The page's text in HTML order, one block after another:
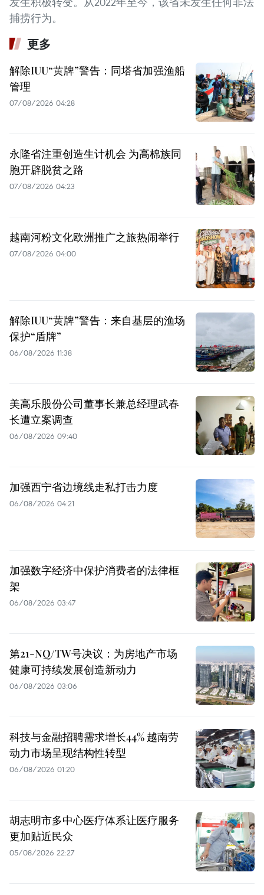
捕捞行为。
更多
解除IUU“黄牌”警告：同塔省加强渔船
管理
07/08/2026 04:28
永隆省注重创造生计机会 为高棉族同
胞开辟脱贫之路
07/08/2026 04:23
越南河粉文化欧洲推广之旅热闹举行
07/08/2026 04:00
解除IUU“黄牌”警告：来自基层的渔场
保护“盾牌”
06/08/2026 11:38
美高乐股份公司董事长兼总经理武春
长遭立案调查
06/08/2026 09:40
加强西宁省边境线走私打击力度
06/08/2026 04:21
加强数字经济中保护消费者的法律框
架
06/08/2026 03:47
第21-NQ/TW号决议：为房地产市场
健康可持续发展创造新动力
06/08/2026 03:06
科技与金融招聘需求增长44% 越南劳
动力市场呈现结构性转型
06/08/2026 01:20
胡志明市多中心医疗体系让医疗服务
更加贴近民众
05/08/2026 22:27